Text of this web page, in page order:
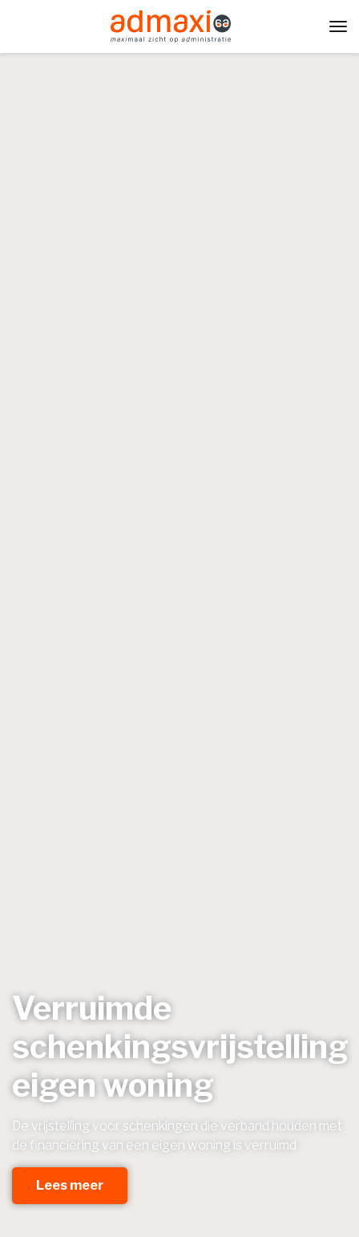
Verruimde
schenkingsvrijstelling
eigen woning
De vrijstelling voor schenkingen die verband houden met
de financiering van een eigen woning is verruimd
Lees meer